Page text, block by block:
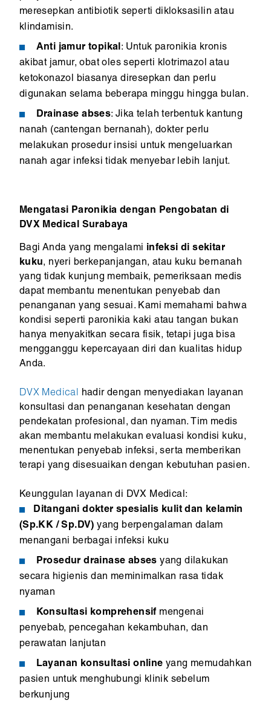
meresepkan antibiotik seperti dikloksasilin atau
klindamisin.
Anti jamur topikal: Untuk paronikia kronis
akibat jamur, obat oles seperti klotrimazol atau
ketokonazol biasanya diresepkan dan perlu
digunakan selama beberapa minggu hingga bulan.
Drainase abses: Jika telah terbentuk kantung
nanah (cantengan bernanah), dokter perlu
melakukan prosedur insisi untuk mengeluarkan
nanah agar infeksi tidak menyebar lebih lanjut.
Mengatasi Paronikia dengan Pengobatan di
DVX Medical Surabaya
Bagi Anda yang mengalami infeksi di sekitar
kuku, nyeri berkepanjangan, atau kuku bernanah
yang tidak kunjung membaik, pemeriksaan medis
dapat membantu menentukan penyebab dan
penanganan yang sesuai. Kami memahami bahwa
kondisi seperti paronikia kaki atau tangan bukan
hanya menyakitkan secara fisik, tetapi juga bisa
mengganggu kepercayaan diri dan kualitas hidup
Anda.
DVX Medical hadir dengan menyediakan layanan
konsultasi dan penanganan kesehatan dengan
pendekatan profesional, dan nyaman. Tim medis
akan membantu melakukan evaluasi kondisi kuku,
menentukan penyebab infeksi, serta memberikan
terapi yang disesuaikan dengan kebutuhan pasien.
Keunggulan layanan di DVX Medical:
Ditangani dokter spesialis kulit dan kelamin
(Sp.KK / Sp.DV) yang berpengalaman dalam
menangani berbagai infeksi kuku
Prosedur drainase abses yang dilakukan
secara higienis dan meminimalkan rasa tidak
nyaman
Konsultasi komprehensifmengenai
penyebab, pencegahan kekambuhan, dan
perawatan lanjutan
Layanan konsultasi online yang memudahkan
pasien untuk menghubungi klinik sebelum
berkunjung